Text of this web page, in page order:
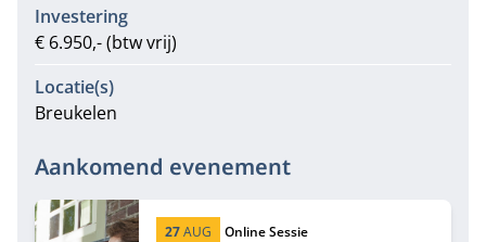
Investering
€ 6.950,- (btw vrij)
Locatie(s)
Breukelen
Aankomend evenement
Startdatum:
27AUG Type:
Online Sessie